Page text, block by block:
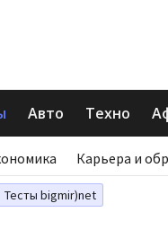
Авто Техно
Карьера и
Тесты bigmir)net